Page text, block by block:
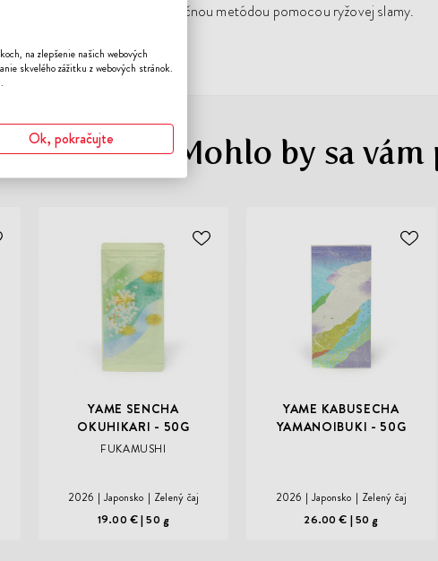
čaje, ktoré boli tienené tradičnou metódou pomocou ryžovej slamy.
Mohlo by sa
Čerstvý zber Čerstvý zber
ODOBER
YAME SENCHA
OKUHIKARI - 50G
FUKAMUSHI
2026 Japonsko Zelený čaj
19.00 € 50 g
YAME KABUSECHA
YAMANOIBUKI - 50G
2026 Japonsko Zelený čaj
26.00 € 50 g
na zlepšenie našich webových
skvelého zážitku z webových stránok.
Ok, pokračujte